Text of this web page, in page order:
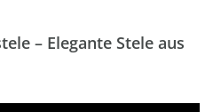
– Elegante Stele aus